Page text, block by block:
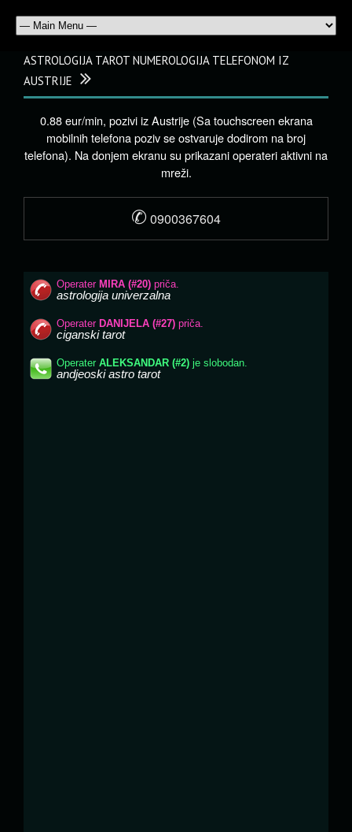
ASTROLOGIJA TAROT NUMEROLOGIJA TELEFONOM IZ
AUSTRIJE
0.88 eur/min, pozivi iz Austrije (Sa touchscreen ekrana
mobilnih telefona poziv se ostvaruje dodirom na broj
telefona). Na donjem ekranu su prikazani operateri aktivni na
mreži.
✆ 0900367604